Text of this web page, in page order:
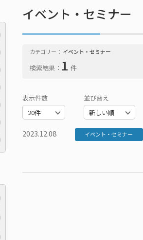
イベント・セミナー
カテゴリー： イベント・セミナー
検索結果： 1 件
表示件数 並び替え
2023.12.08 イベント・セミナー